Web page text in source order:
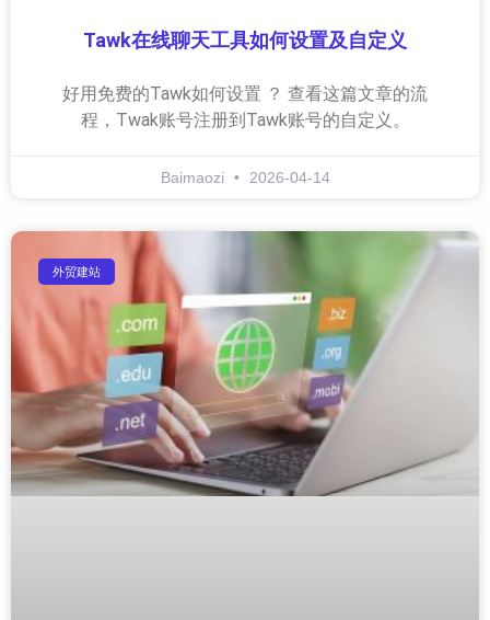
Tawk在线聊天工具如何设置及自定义
好用免费的Tawk如何设置 ？ 查看这篇文章的流
程，Twak账号注册到Tawk账号的自定义。
Baimaozi 2026-04-14
外贸建站